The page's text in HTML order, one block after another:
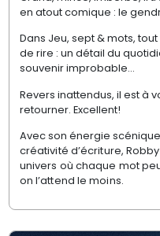
en atout comique : le
Dans Jeu, sept & mots,
de rire : un détail du
souvenir improbable…
Revers inattendus, il est à
retourner. Excellent!
Avec son énergie
créativité d’écriture,
univers où chaque mot
on l’attend le moins.